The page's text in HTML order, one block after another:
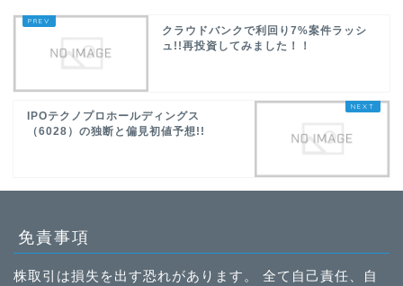
クラウドバンクで利回り7%案件ラッシ
ュ!!再投資してみました！！
IPOテクノプロホールディングス
（6028）の独断と偏見初値予想!!
免責事項
株取引は損失を出す恐れがあります。 全て自己責任、自